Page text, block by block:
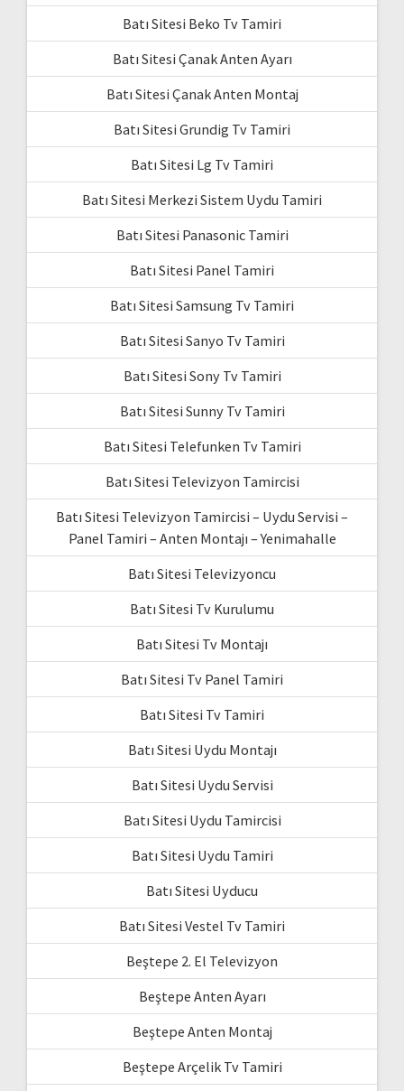
Batı Sitesi Beko Tv Tamiri
Batı Sitesi Çanak Anten Ayarı
Batı Sitesi Çanak Anten Montaj
Batı Sitesi Grundig Tv Tamiri
Batı Sitesi Lg Tv Tamiri
Batı Sitesi Merkezi Sistem Uydu Tamiri
Batı Sitesi Panasonic Tamiri
Batı Sitesi Panel Tamiri
Batı Sitesi Samsung Tv Tamiri
Batı Sitesi Sanyo Tv Tamiri
Batı Sitesi Sony Tv Tamiri
Batı Sitesi Sunny Tv Tamiri
Batı Sitesi Telefunken Tv Tamiri
Batı Sitesi Televizyon Tamircisi
Batı Sitesi Televizyon Tamircisi – Uydu Servisi –
Panel Tamiri – Anten Montajı – Yenimahalle
Batı Sitesi Televizyoncu
Batı Sitesi Tv Kurulumu
Batı Sitesi Tv Montajı
Batı Sitesi Tv Panel Tamiri
Batı Sitesi Tv Tamiri
Batı Sitesi Uydu Montajı
Batı Sitesi Uydu Servisi
Batı Sitesi Uydu Tamircisi
Batı Sitesi Uydu Tamiri
Batı Sitesi Uyducu
Batı Sitesi Vestel Tv Tamiri
Beştepe 2. El Televizyon
Beştepe Anten Ayarı
Beştepe Anten Montaj
Beştepe Arçelik Tv Tamiri